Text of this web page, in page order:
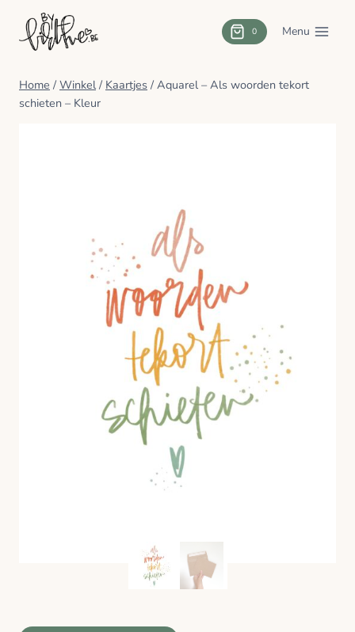
Doorgaan
naar
inhoud
0 Menu
Home / Winkel / Kaartjes / Aquarel – Als woorden tekort
schieten – Kleur